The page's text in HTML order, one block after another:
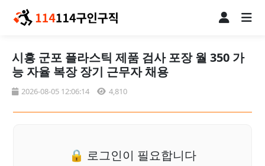
시흥 군포 플라스틱 제품 검사 포장 월 350 가
능 자율 복장 장기 근무자 채용
2026-08-05 12:06:14 4,810
🔒 로그인이 필요합니다